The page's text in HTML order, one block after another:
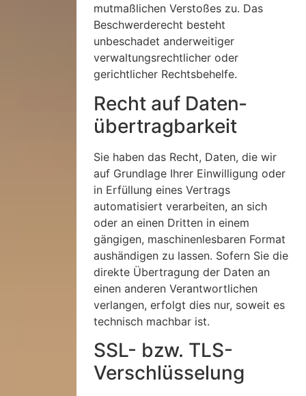
mutmaßlichen Verstoßes zu. Das
Beschwerderecht besteht
unbeschadet anderweitiger
verwaltungsrechtlicher oder
gerichtlicher Rechtsbehelfe.
Recht auf Daten­
übertrag­barkeit
Sie haben das Recht, Daten, die wir
auf Grundlage Ihrer Einwilligung oder
in Erfüllung eines Vertrags
automatisiert verarbeiten, an sich
oder an einen Dritten in einem
gängigen, maschinenlesbaren Format
aushändigen zu lassen. Sofern Sie die
direkte Übertragung der Daten an
einen anderen Verantwortlichen
verlangen, erfolgt dies nur, soweit es
technisch machbar ist.
SSL- bzw. TLS-
Verschlüsselung